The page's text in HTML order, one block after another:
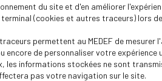
du site et d'en améliorer
(cookies et autres traceurs) lors
permettent au MEDEF de mesurer
encore de personnaliser votre
les informations stockées ne sont
pas votre navigation sur le site.